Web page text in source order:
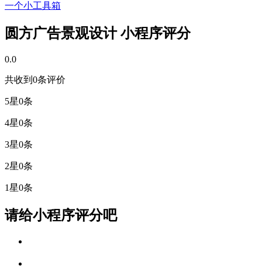
一个小工具箱
圆方广告景观设计 小程序评分
0.0
共收到0条评价
5星0条
4星0条
3星0条
2星0条
1星0条
请给小程序评分吧